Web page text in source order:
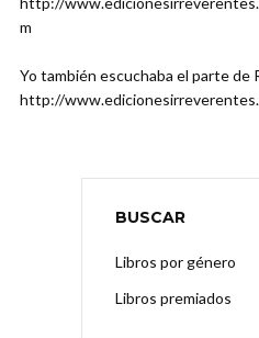
m
Yo también escuchaba el parte de
http://
BUSCAR
Libros por género
Libros premiados